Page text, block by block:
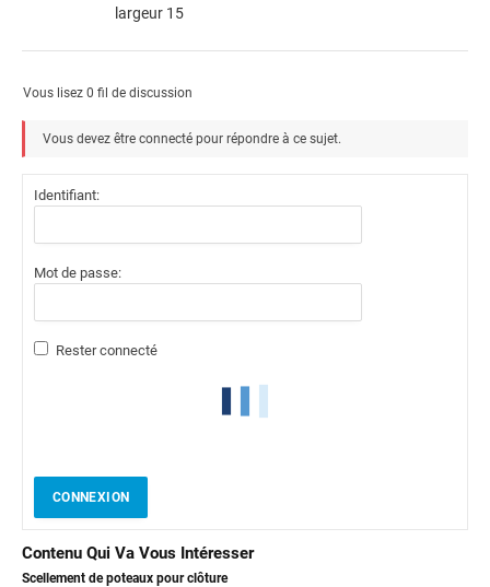
largeur 15
Vous lisez 0 fil de discussion
Vous devez être connecté pour répondre à ce sujet.
Identifiant:
Mot de passe:
Rester connecté
CONNEXION
Contenu Qui Va Vous Intéresser
Scellement de poteaux pour clôture